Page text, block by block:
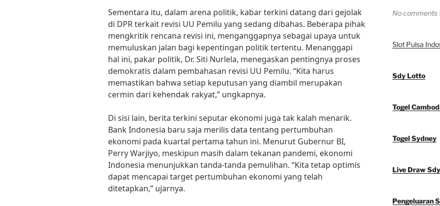
Sementara itu, dalam arena politik, kabar terkini datang dari gejolak
di DPR terkait revisi UU Pemilu yang sedang dibahas. Beberapa pihak
mengkritik rencana revisi ini, menganggapnya sebagai upaya untuk
memuluskan jalan bagi kepentingan politik tertentu. Menanggapi
hal ini, pakar politik, Dr. Siti Nurlela, menegaskan pentingnya proses
demokratis dalam pembahasan revisi UU Pemilu. “Kita harus
memastikan bahwa setiap keputusan yang diambil merupakan
cermin dari kehendak rakyat,” ungkapnya.
Di sisi lain, berita terkini seputar ekonomi juga tak kalah menarik.
Bank Indonesia baru saja merilis data tentang pertumbuhan
ekonomi pada kuartal pertama tahun ini. Menurut Gubernur BI,
Perry Warjiyo, meskipun masih dalam tekanan pandemi, ekonomi
Indonesia menunjukkan tanda-tanda pemulihan. “Kita tetap optimis
dapat mencapai target pertumbuhan ekonomi yang telah
ditetapkan,” ujarnya.
No comments
Slot Pulsa
Sdy Lotto
Togel
Togel Sydney
Live Draw Sdy
Pengeluaran